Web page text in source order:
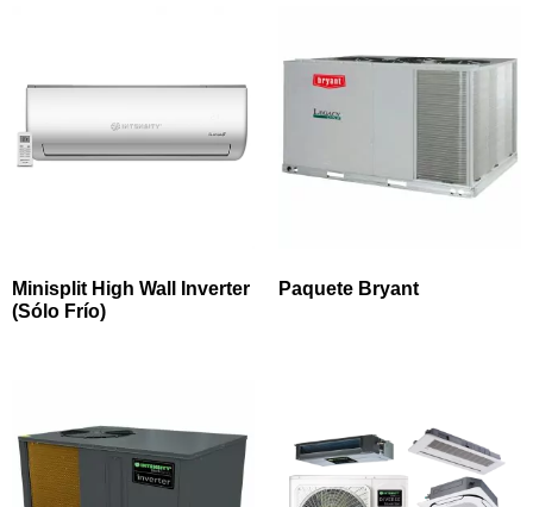
Minisplit High Wall Inverter
(Sólo Frío)
Paquete Bryant